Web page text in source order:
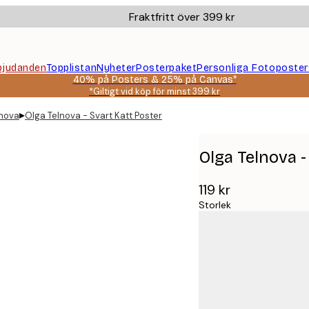
Fraktfritt över 399 kr
TopplistanNyheterPosterpaketPersonliga
40% på Posters & 25% på Canvas*
*Giltigt vid köp för minst 399 kr
▸Olga Telnova - Svart Katt Poster
Olga Telnova
119 kr
Storlek